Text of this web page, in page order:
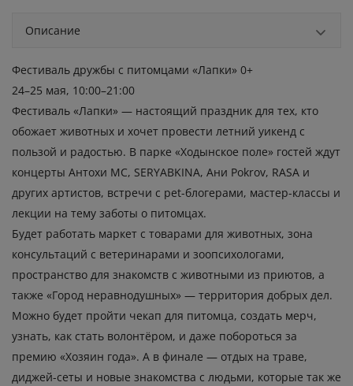
Описание
Фестиваль дружбы с питомцами «Лапки» 0+
24–25 мая, 10:00–21:00
Фестиваль «Лапки» — настоящий праздник для тех, кто
обожает животных и хочет провести летний уикенд с
пользой и радостью. В парке «Ходынское поле» гостей ждут
концерты Антохи МС, SERYABKINA, Ани Pokrov, RASA и
других артистов, встречи с pet-блогерами, мастер-классы и
лекции на тему заботы о питомцах.
Будет работать маркет с товарами для животных, зона
консультаций с ветеринарами и зоопсихологами,
пространство для знакомств с животными из приютов, а
также «Город неравнодушных» — территория добрых дел.
Можно будет пройти чекап для питомца, создать мерч,
узнать, как стать волонтёром, и даже побороться за
премию «Хозяин года». А в финале — отдых на траве,
диджей-сеты и новые знакомства с людьми, которые так же